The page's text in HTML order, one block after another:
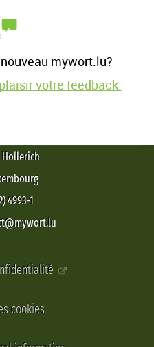
mywort.lu?
votre feedback.
Hollerich
4993-1
cookies